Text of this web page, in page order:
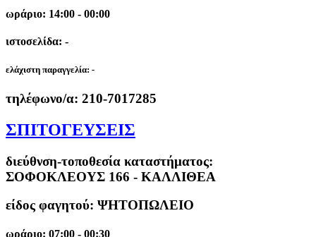
ωράριο: 14:00 - 00:00
ιστοσελίδα: -
ελάχιστη παραγγελία: -
τηλέφωνο/α: 210-7017285
ΣΠΙΤΟΓΕΥΣΕΙΣ
διεύθνση-τοποθεσία καταστήματος:
ΣΟΦΟΚΛΕΟΥΣ 166 - ΚΑΛΛΙΘΕΑ
είδος φαγητού: ΨΗΤΟΠΩΛΕΙΟ
ωράριο: 07:00 - 00:30